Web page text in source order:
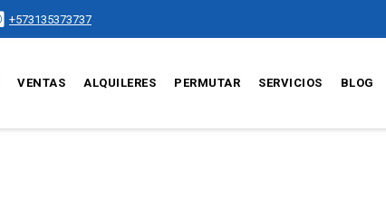
+573135373737
VENTAS ALQUILERES PERMUTAR SERVICIOS BLOG